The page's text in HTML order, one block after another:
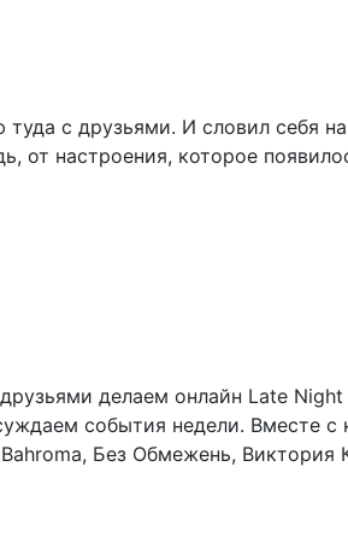
с друзьями. И словил себя
от настроения, которое
делаем онлайн Late
события недели. Вместе с
Без Обмежень, Виктория